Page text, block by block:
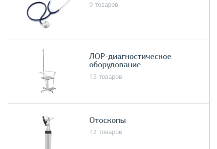
9 товаров
ЛОР-диагностическое
оборудование
13 товаров
Отоскопы
12 товаров